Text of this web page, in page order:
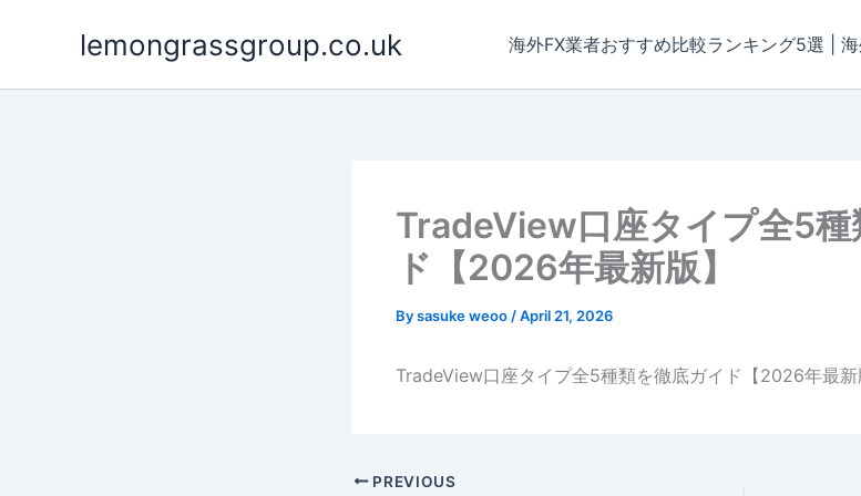
lemongrassgroup.co.uk 海外FX業者おすすめ比較ランキング5選 |
TradeView口座タイプ全5種
ド【2026年最新版】
Bysasuke weoo /April 21, 2026
TradeView口座タイプ全5種類を徹底ガイド【2026年最新
PREVIOUS